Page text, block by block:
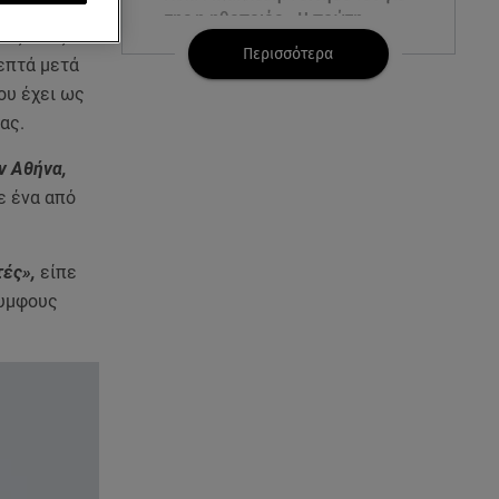
της η ηθοποιός - Η πρώτη
φωτογραφία
Περισσότερα
τους
μετά
έχει ως
Αθήνα,
ένα από
είπε